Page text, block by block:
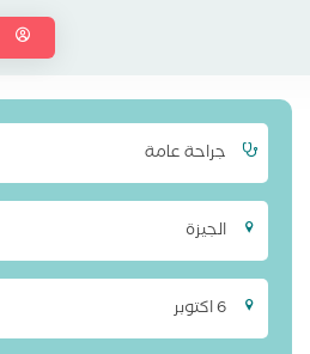
جراحة عامة
الجيزة
6 اكتوبر